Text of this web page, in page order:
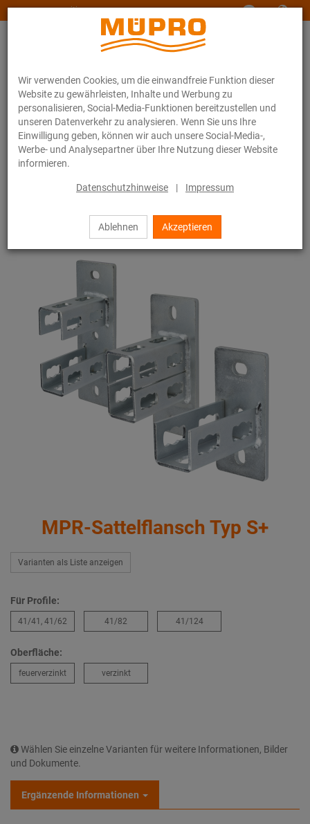
Wir verwenden Cookies, um die einwandfreie Funktion dieser
Website zu gewährleisten, Inhalte und Werbung zu
personalisieren, Social-Media-Funktionen bereitzustellen und
unseren Datenverkehr zu analysieren. Wenn Sie uns Ihre
Einwilligung geben, können wir auch unsere Social-Media-,
Werbe- und Analysepartner über Ihre Nutzung dieser Website
informieren.
Datenschutzhinweise | Impressum
Ablehnen Akzeptieren
www.muepro-maritim.com
Online-Katalog Befestigungstechnik
Lüftungsbefestigung
Installationsschienen für die Lüftungsbefestigung
MPR-Systemschienen (leichter bis mittlerer Lastbereich)
MPR-Sattelflansch Typ S+
Varianten als Liste anzeigen
Für Profile:
41/41, 41/62 41/82 41/124
Oberfläche:
feuerverzinkt verzinkt
Wählen Sie einzelne Varianten für weitere Informationen, Bilder
und Dokumente.
Ergänzende Informationen